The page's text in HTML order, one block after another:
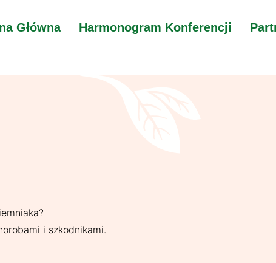
Główna Harmonogram Konferencji
i szkodnikami.